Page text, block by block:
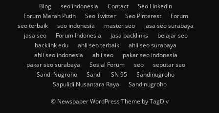
Blog seo indonesia Contact
Seo Linkedin
Forum Merah Putih
Seo Twitter Seo Pinterest
Forum
seo terbaik
seo indonesia master seo
jasa seo surabaya
jasa seo
Forum Indonesia jasa backlinks
belajar seo
backlink edu
ahli seo terbaik
ahli seo surabaya
ahli seo indonesia
ahli seo
pakar seo indonesia
pakar seo surabaya
Sosial Forum seo
seputar seo
Sandi Nugroho
Sandi SN 95
Sandinugroho
Sapulidi Nusantara Raya
Sandinugroho
© Newspaper WordPress Theme by TagDiv